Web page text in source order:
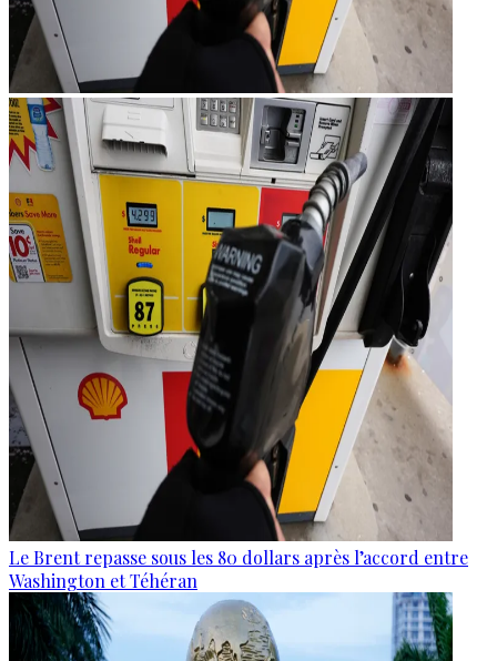
Le Brent repasse sous les 80 dollars après l’accord entre
Washington et Téhéran